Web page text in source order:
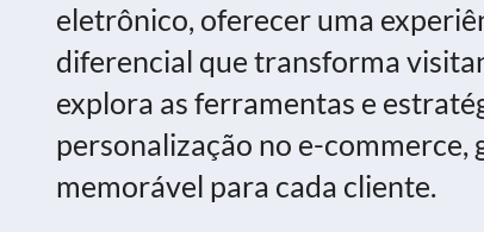
eletrônico, oferecer uma
diferencial que transforma
explora as ferramentas e
personalização no e-
memorável para cada cliente.